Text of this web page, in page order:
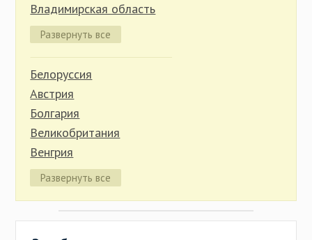
Владимирская область
Волгоградская область
Вологодская область
Иркутская область
Калининградская область
Калужская область
Карелия
Кировская область
Костромская область
Красноярский край
Крым
Липецкая область
Развернуть все
Белоруссия
Австрия
Болгария
Великобритания
Венгрия
Германия
Греция
Развернуть все